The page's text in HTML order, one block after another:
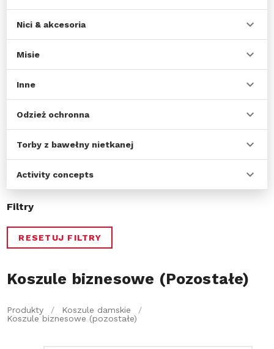
Nici & akcesoria
Misie
Inne
Odzież ochronna
Torby z bawełny nietkanej
Activity concepts
Filtry
RESETUJ FILTRY
Koszule biznesowe (Pozostałe)
Produkty / Koszule damskie
/
Koszule biznesowe (pozostałe)